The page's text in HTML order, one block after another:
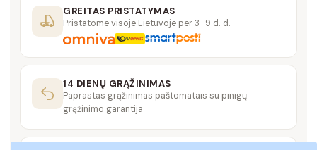
GREITAS PRISTATYMAS
Pristatome visoje Lietuvoje per 3–9 d. d.
14 DIENŲ GRĄŽINIMAS
Paprastas grąžinimas paštomatais su pinigų
grąžinimo garantija